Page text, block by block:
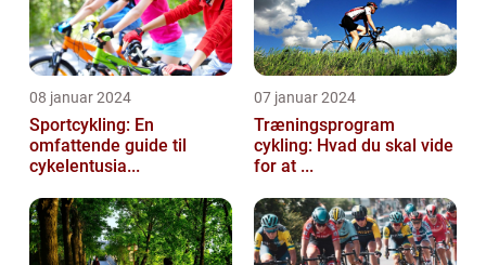
08 januar 2024
Sportcykling: En
omfattende guide til
cykelentusia...
07 januar 2024
Træningsprogram
cykling: Hvad du skal vide
for at ...